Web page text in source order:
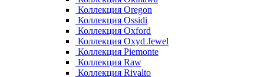
Коллекция Oregon
Коллекция Ossidi
Коллекция Oxford
Коллекция Oxyd Jewel
Коллекция Piemonte
Коллекция Raw
Коллекция Rivalto